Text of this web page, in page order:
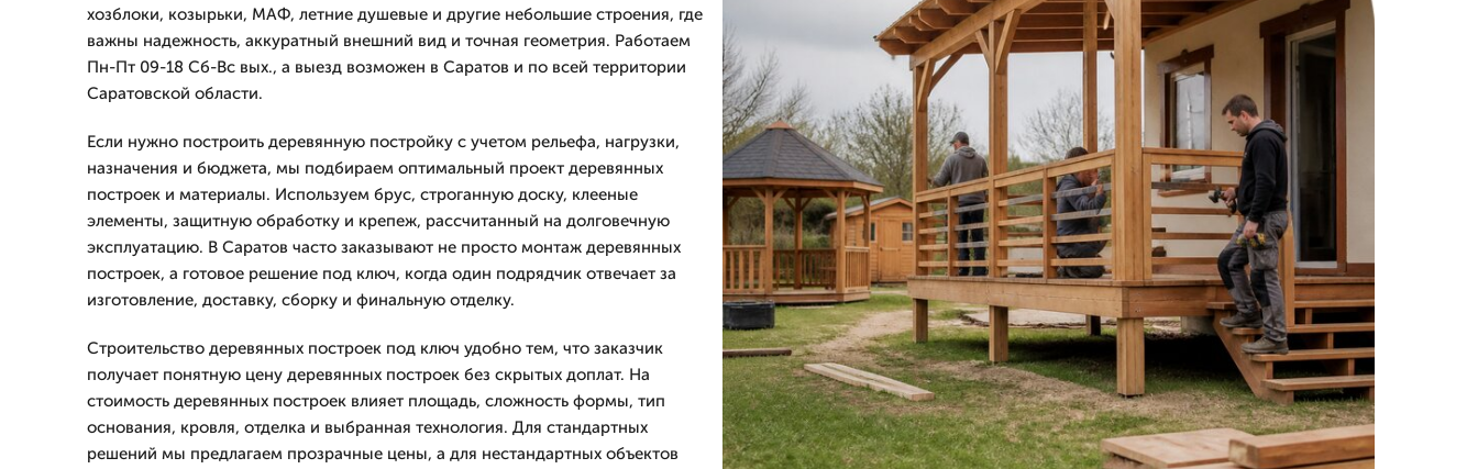
хозблоки, козырьки, МАФ, летние душевые и другие небольшие строения, где
важны надежность, аккуратный внешний вид и точная геометрия. Работаем
Пн-Пт 09-18 Сб-Вс вых., а выезд возможен в Саратов и по всей территории
Саратовской области.
Если нужно построить деревянную постройку с учетом рельефа, нагрузки,
назначения и бюджета, мы подбираем оптимальный проект деревянных
построек и материалы. Используем брус, строганную доску, клееные
элементы, защитную обработку и крепеж, рассчитанный на долговечную
эксплуатацию. В Саратов часто заказывают не просто монтаж деревянных
построек, а готовое решение под ключ, когда один подрядчик отвечает за
изготовление, доставку, сборку и финальную отделку.
Строительство деревянных построек под ключ удобно тем, что заказчик
получает понятную цену деревянных построек без скрытых доплат. На
стоимость деревянных построек влияет площадь, сложность формы, тип
основания, кровля, отделка и выбранная технология. Для стандартных
решений мы предлагаем прозрачные цены, а для нестандартных объектов